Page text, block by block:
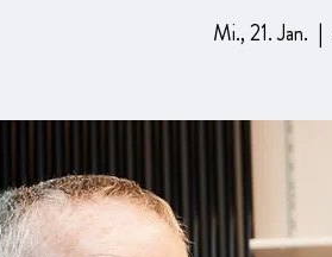
Mi., 21. Jan.
  |